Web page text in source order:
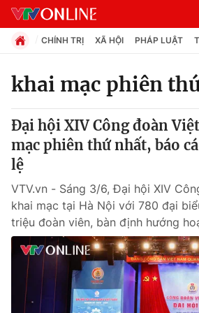
Chuyên mục
Chính trị
Pháp luật
Y tế
Thế giới
CHÍNH TRỊ XÃ HỘI PHÁP LUẬT
khai mạc phiên
Đại hội XIV Công đoàn
mạc phiên thứ nhất, báo
lệ
VTV.vn - Sáng 3/6, Đại hội XIV
khai mạc tại Hà Nội với 780 đại
triệu đoàn viên, bàn định hướng